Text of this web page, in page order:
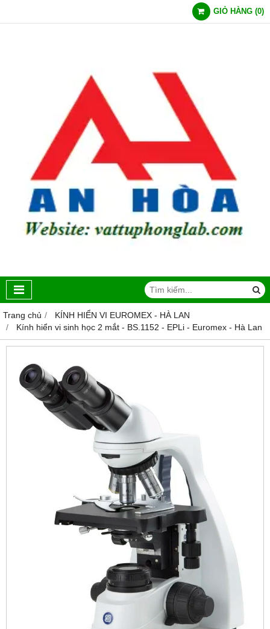
GIỎ HÀNG (0)
Trang chủ
KÍNH HIỂN VI EUROMEX - HÀ LAN
Kính hiển vi sinh học 2 mắt - BS.1152 ‑ EPLi - Euromex - Hà Lan